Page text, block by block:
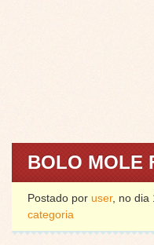
BOLO MOLE
Postado por user, no dia
categoria